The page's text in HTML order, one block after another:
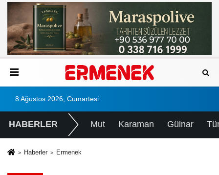
8 Ağustos 2026, Cumartesi
HABERLER Mut Karaman Gülnar
Haberler Ermenek